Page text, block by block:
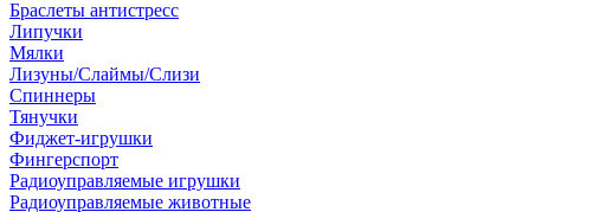
Браслеты антистресс
Липучки
Мялки
Лизуны/Слаймы/Слизи
Спиннеры
Тянучки
Фиджет-игрушки
Фингерспорт
Радиоуправляемые игрушки
Радиоуправляемые животные